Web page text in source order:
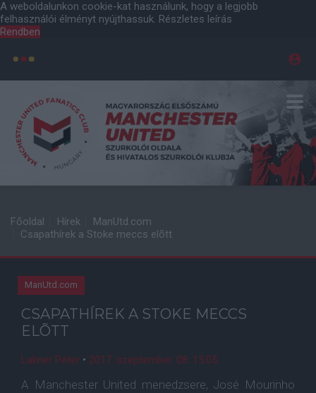
A weboldalunkon cookie-kat használunk, hogy a legjobb
felhasználói élményt nyújthassuk. Részletes leírás
Rendben
Főoldal Hírek
ManUtd.com
Csapathírek a Stoke meccs elõtt
ManUtd.com
CSAPATHÍREK A STOKE MECCS
ELÕTT
Lakner Péter • 2017. szeptember. 08. 15:05
A Manchester United menedzsere, José Mourinho